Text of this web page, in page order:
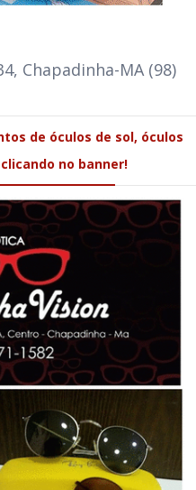
Chapadinha-MA (98)
de óculos de sol, óculos
no banner!